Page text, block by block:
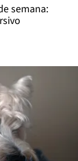
semana: